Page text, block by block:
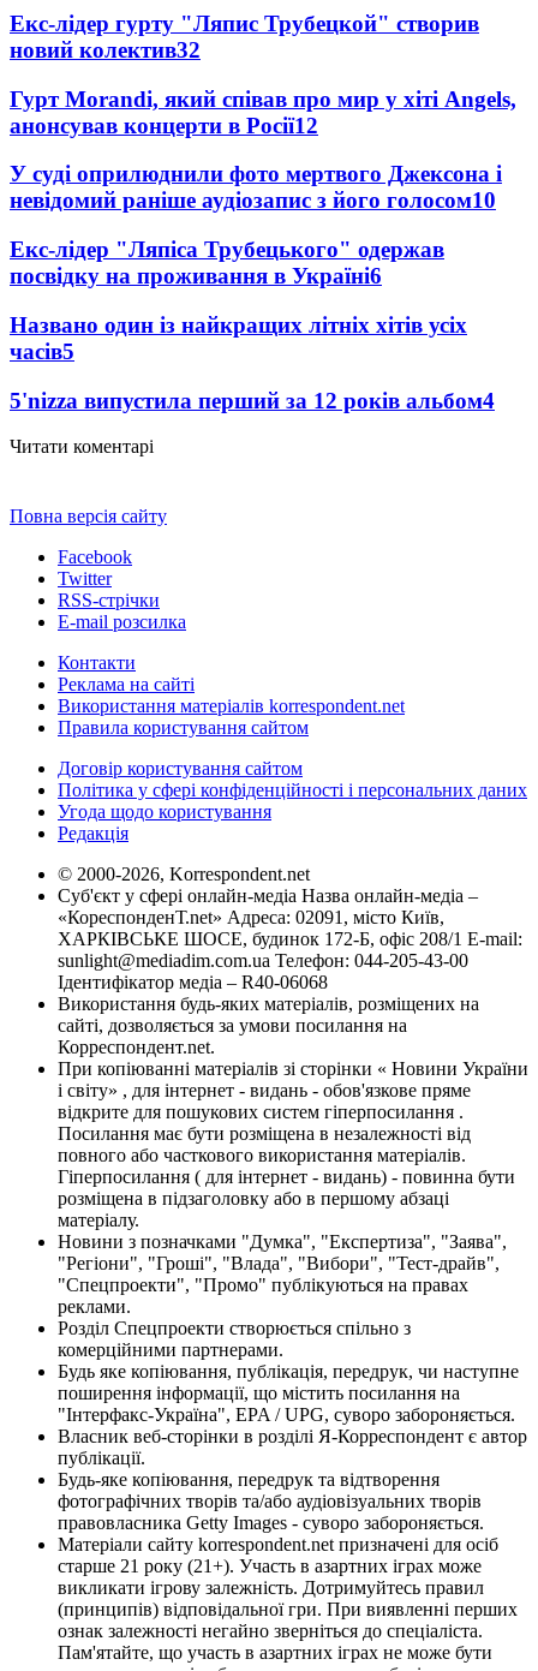
Екс-лідер гурту "Ляпис Трубецкой" створив
новий колектив32
Гурт Morandi, який співав про мир у хіті Angels,
анонсував концерти в Росії12
У суді оприлюднили фото мертвого Джексона і
невідомий раніше аудіозапис з його голосом10
Екс-лідер "Ляпіса Трубецького" одержав
посвідку на проживання в Україні6
Названо один із найкращих літніх хітів усіх
часів5
5'nizza випустила перший за 12 років альбом4
Читати коментарі
Повна версія сайту
Facebook
Twitter
RSS-стрічки
E-mail розсилка
Контакти
Реклама на сайті
Використання матеріалів korrespondent.net
Правила користування сайтом
Договір користування сайтом
Політика у сфері конфіденційності і персональних даних
Угода щодо користування
Редакція
© 2000-2026, Korrespondent.net
Суб'єкт у сфері онлайн-медіа Назва онлайн-медіа –
«КореспонденТ.net» Адреса: 02091, місто Київ,
ХАРКІВСЬКЕ ШОСЕ, будинок 172-Б, офіс 208/1 E-mail:
sunlight@mediadim.com.ua Телефон: 044-205-43-00
Ідентифікатор медіа – R40-06068
Використання будь-яких матеріалів, розміщених на
сайті, дозволяється за умови посилання на
Корреспондент.net.
При копіюванні матеріалів зі сторінки « Новини України
і світу» , для інтернет - видань - обов'язкове пряме
відкрите для пошукових систем гіперпосилання .
Посилання має бути розміщена в незалежності від
повного або часткового використання матеріалів.
Гіперпосилання ( для інтернет - видань) - повинна бути
розміщена в підзаголовку або в першому абзаці
матеріалу.
Новини з позначками "Думка", "Експертиза", "Заява",
"Регіони", "Гроші", "Влада", "Вибори", "Тест-драйв",
"Спецпроекти", "Промо" публікуються на правах
реклами.
Розділ Спецпроекти створюється спільно з
комерційними партнерами.
Будь яке копіювання, публікація, передрук, чи наступне
поширення інформації, що містить посилання на
"Інтерфакс-Україна", EPA / UPG, суворо забороняється.
Власник веб-сторінки в розділі Я-Корреспондент є автор
публікації.
Будь-яке копіювання, передрук та відтворення
фотографічних творів та/або аудіовізуальних творів
правовласника Getty Images - суворо забороняється.
Матеріали сайту korrespondent.net призначені для осіб
старше 21 року (21+). Участь в азартних іграх може
викликати ігрову залежність. Дотримуйтесь правил
(принципів) відповідальної гри. При виявленні перших
ознак залежності негайно зверніться до спеціаліста.
Пам'ятайте, що участь в азартних іграх не може бути